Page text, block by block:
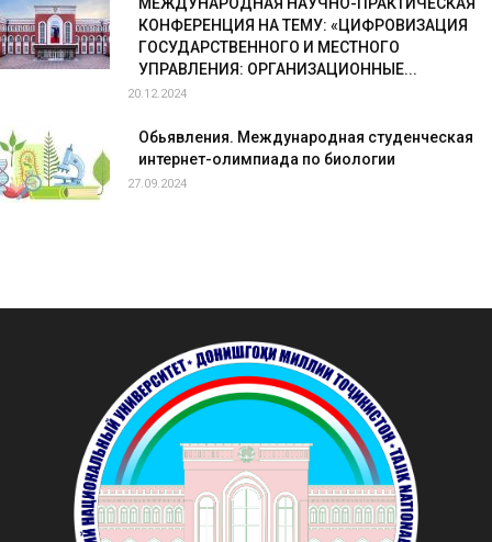
КОНФЕРЕНЦИЯ НА ТЕМУ: «ЦИФРОВИЗАЦИЯ
ГОСУДАРСТВЕННОГО И МЕСТНОГО
УПРАВЛЕНИЯ: ОРГАНИЗАЦИОННЫЕ...
20.12.2024
Обьявления. Международная студенческая
интернет-олимпиада по биологии
27.09.2024